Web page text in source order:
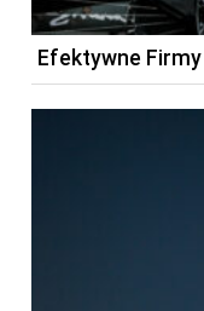
Efektywne